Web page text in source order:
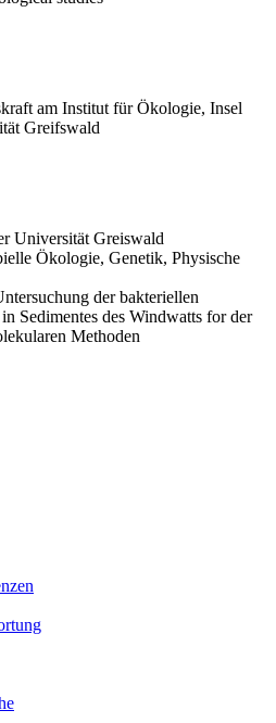
am Institut für Ökologie, Insel
Greifswald
Universität Greiswald
Ökologie, Genetik, Physische
der bakteriellen
Sedimentes des Windwatts for der
Methoden